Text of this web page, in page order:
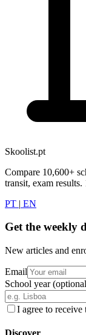
Skoolist.pt
Compare 10,600+
transit, exam results.
PT | EN
Get the weekly
New articles and
Email
School year
I agree to receive